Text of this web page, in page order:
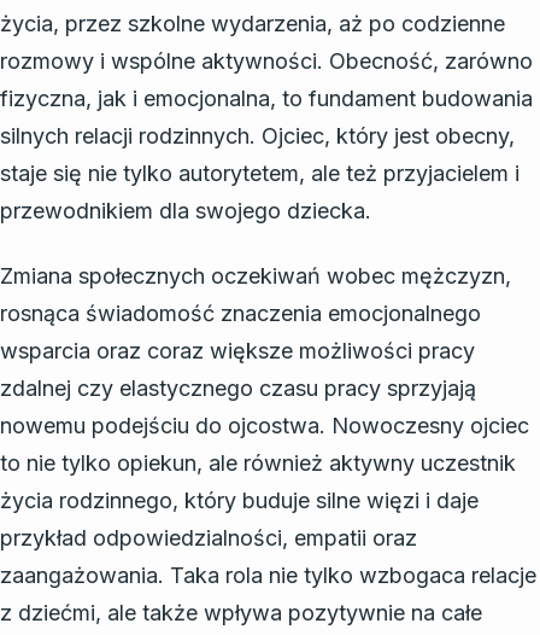
życia, przez szkolne wydarzenia, aż po codzienne
rozmowy i wspólne aktywności. Obecność, zarówno
fizyczna, jak i emocjonalna, to fundament budowania
silnych relacji rodzinnych. Ojciec, który jest obecny,
staje się nie tylko autorytetem, ale też przyjacielem i
przewodnikiem dla swojego dziecka.
Zmiana społecznych oczekiwań wobec mężczyzn,
rosnąca świadomość znaczenia emocjonalnego
wsparcia oraz coraz większe możliwości pracy
zdalnej czy elastycznego czasu pracy sprzyjają
nowemu podejściu do ojcostwa. Nowoczesny ojciec
to nie tylko opiekun, ale również aktywny uczestnik
życia rodzinnego, który buduje silne więzi i daje
przykład odpowiedzialności, empatii oraz
zaangażowania. Taka rola nie tylko wzbogaca relacje
z dziećmi, ale także wpływa pozytywnie na całe